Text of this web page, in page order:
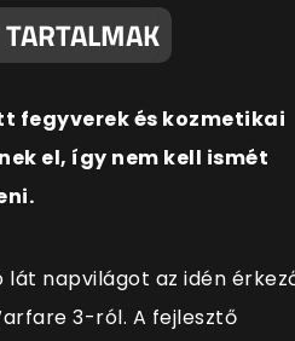
TARTALMAK
fegyverek és kozmetikai
el, így nem kell ismét
napvilágot az idén
3-ról. A fejlesztő